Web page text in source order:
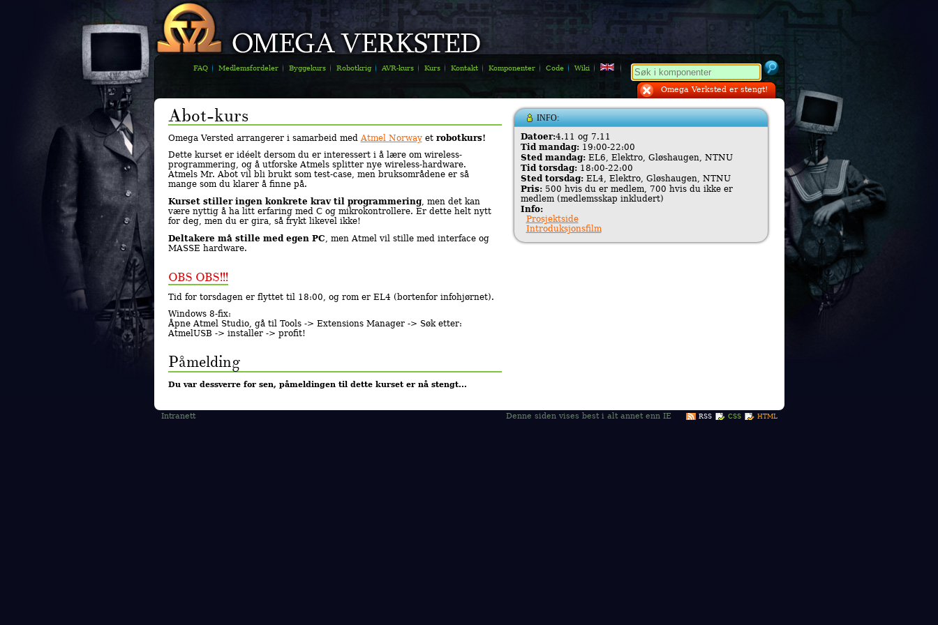
FAQ Medlemsfordeler Byggekurs Robotkrig AVR-kurs Kurs Kontakt Komponenter Code Wiki
Omega Verksted er stengt!
Abot-kurs
Omega Versted arrangerer i samarbeid med Atmel Norwayet robotkurs!
Dette kurset er idéelt dersom du er interessert i å lære om wireless-
programmering, og å utforske Atmels splitter nye wireless-hardware.
Atmels Mr. Abot vil bli brukt som test-case, men bruksområdene er så
mange som du klarer å finne på.
Kurset stiller ingen konkrete krav til programmering, men det kan
være nyttig å ha litt erfaring med C og mikrokontrollere. Er dette helt nytt
for deg, men du er gira, så frykt likevel ikke!
Deltakere må stille med egen PC, men Atmel vil stille med interface og
MASSE hardware.
OBS OBS!!!
Tid for torsdagen er flyttet til 18:00, og rom er EL4 (bortenfor infohjørnet).
Windows 8-fix:
Åpne Atmel Studio, gå til Tools -> Extensions Manager -> Søk etter:
AtmelUSB -> installer -> profit!
Påmelding
Du var dessverre for sen, påmeldingen til dette kurset er nå stengt...
INFO:
Datoer:4.11 og 7.11
Tid mandag:19:00-22:00
Sted mandag:EL6, Elektro, Gløshaugen, NTNU
Tid torsdag:18:00-22:00
Sted torsdag:EL4, Elektro, Gløshaugen, NTNU
Pris:500 hvis du er medlem, 700 hvis du ikke er
medlem (medlemsskap inkludert)
Info:
Prosjektside
Introduksjonsfilm
Intranett Denne siden vises best i alt annet enn IE RSS CSS HTML